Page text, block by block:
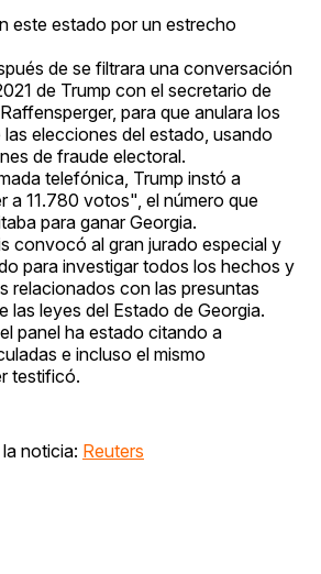
este estado por un estrecho
de se filtrara una conversación
de Trump con el secretario de
para que anulara los
elecciones del estado, usando
de fraude electoral.
telefónica, Trump instó a
a 11.780 votos", el número que
para ganar Georgia.
convocó al gran jurado especial y
para investigar todos los hechos y
relacionados con las presuntas
las leyes del Estado de Georgia.
panel ha estado citando a
e incluso el mismo
testificó.
noticia: Reuters